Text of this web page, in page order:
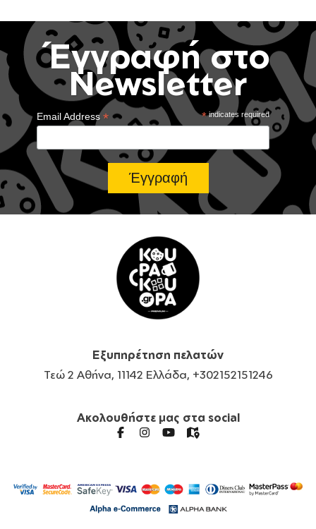
Έγγραφή στο
Newsletter
*indicates required
Email Address*
Εξυπηρέτηση πελατών
Τεώ 2 Αθήνα, 11142 Ελλάδα, +302152151246
Ακολουθήστε μας στα social